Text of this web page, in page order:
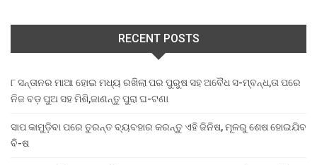
RECENT POSTS
୮ ସନ୍ତାନର ମାଆ ହୋଇ ମଧ୍ୟ ରଖିଲା ପର ପୁରୁଷ ସହ ଅବୈଧ ସ-ମ୍ବନ୍ଧ,ତା ପରେ
ନିଜ ବଡ଼ ପୁଅ ସହ ମିଶି,ଜାଣନ୍ତୁ ପୁରା ଘ-ଟଣା
ସାପ କାମୁଡ଼ିବା ପରେ ତୁରନ୍ତ ବ୍ୟବହାର କରନ୍ତୁ ଏହି ଜିନିଷ, ମୂଳରୁ ଶେଷ ହୋଇଯିବ
ବି-ଷ